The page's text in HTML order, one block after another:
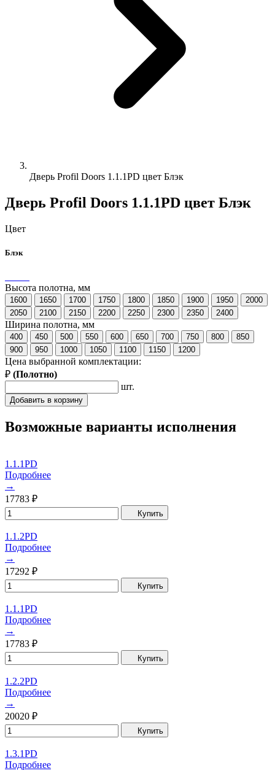
Дверь Profil Doors 1.1.1PD цвет Блэк
Дверь Profil Doors 1.1.1PD цвет Блэк
Цвет
Блэк
Высота полотна, мм
1600 1650 1700 1750 1800 1850 1900 1950
2000
2050
2100 2150 2200 2250 2300 2350 2400
Ширина полотна, мм
400 450 500 550 600 650 700 750 800
850
900
950 1000 1050 1100 1150 1200
Цена выбранной комплектации:
₽ (Полотно)
шт.
Добавить в корзину
Возможные варианты исполнения
1.1.1PD
Подробнее
→
17783 ₽
Купить
1.1.2PD
Подробнее
→
17292 ₽
Купить
1.1.1PD
Подробнее
→
17783 ₽
Купить
1.2.2PD
Подробнее
→
20020 ₽
Купить
1.3.1PD
Подробнее